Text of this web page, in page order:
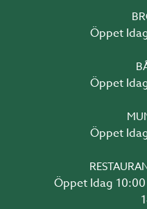
Öppet
Öppet
Öppet
Öppet Idag